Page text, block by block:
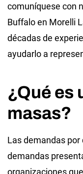
comuníquese con
Buffalo en Morelli
décadas de
ayudarlo a
¿Qué es
masas?
Las demandas
demandas
organizaciones